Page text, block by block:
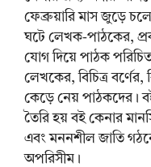
ফেব্রুয়ারি মাস জুড়ে
ঘটে লেখক-পাঠকের,
যোগ দিয়ে পাঠক
লেখকের, বিচিত্র বর্ণের,
কেড়ে নেয় পাঠকদের।
তৈরি হয় বই কেনার
এবং মননশীল জাতি
অপরিসীম।